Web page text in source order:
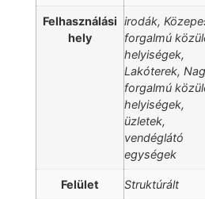
Felhasználási
hely
irodák,
forgalmú
helyiségek,
Lakóterek,
forgalmú
helyiségek,
üzletek,
vendéglátó
egységek
Felület Struktúrált